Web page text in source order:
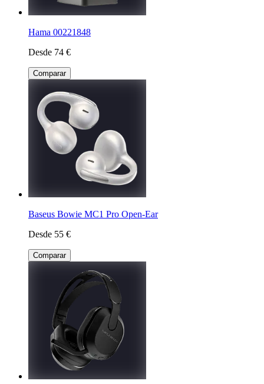
Hama 00221848
Desde 74 €
Comparar
Baseus Bowie MC1 Pro Open-Ear
Desde 55 €
Comparar